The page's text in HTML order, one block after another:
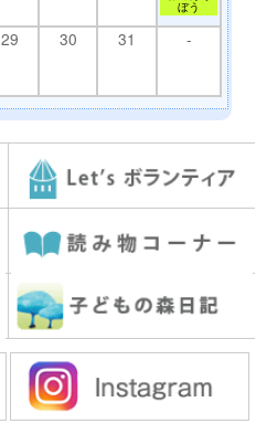
ぼう
29 30 31 -